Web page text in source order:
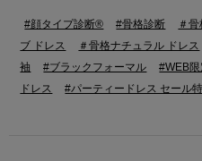
#顔タイプ診断® #骨格診断 ＃
ブ ドレス
＃骨格ナチュラル ドレス
袖
#ブラックフォーマル #WEB
ドレス
#パーティードレス セール